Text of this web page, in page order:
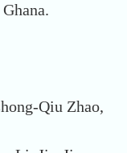
Qiu Zhao,